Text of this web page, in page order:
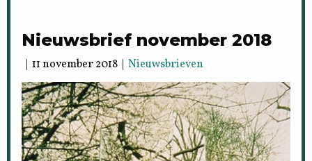
Nieuwsbrief november 2018
| 11 november 2018 |Nieuwsbrieven